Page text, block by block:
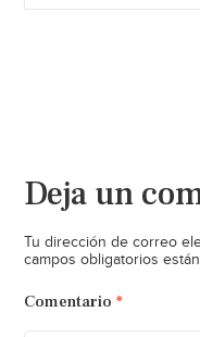
Deja un
Tu dirección de correo
campos obligatorios
Comentario *